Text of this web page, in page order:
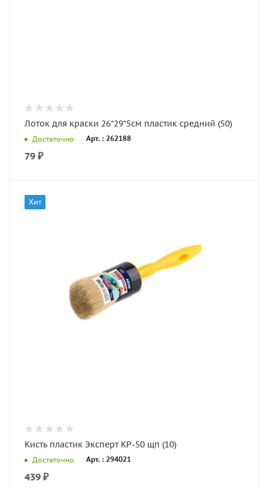
Лоток для краски 26*29*5см пластик средний (50)
Достаточно Арт. : 262188
79 ₽
Хит
Кисть пластик Эксперт КР-50 щп (10)
Достаточно Арт. : 294021
439 ₽